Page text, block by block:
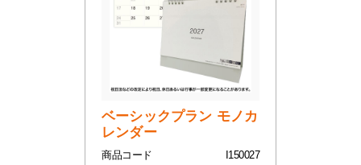
ベーシックプラン モノカ
レンダー
商品コード
I150027